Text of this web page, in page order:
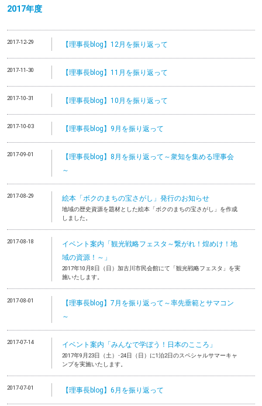
2017年度
2017-12-29 【理事長blog】12月を振り返って
2017-11-30 【理事長blog】11月を振り返って
2017-10-31 【理事長blog】10月を振り返って
2017-10-03 【理事長blog】9月を振り返って
2017-09-01
【理事長blog】8月を振り返って～衆知を集める理事会
～
2017-08-29 絵本「ボクのまちの宝さがし」発行のお知らせ
地域の歴史資源を題材とした絵本「ボクのまちの宝さがし」を作成
しました。
2017-08-18
イベント案内「観光戦略フェスタ～繋がれ！煌めけ！地
域の資源！～」
2017年10月8日（日）加古川市民会館にて「観光戦略フェスタ」を実
施いたします。
2017-08-01
【理事長blog】7月を振り返って～率先垂範とサマコン
～
2017-07-14 イベント案内「みんなで学ぼう！日本のこころ」
2017年9月23日（土）･24日（日）に1泊2日のスペシャルサマーキャ
ンプを実施いたします。
2017-07-01 【理事長blog】6月を振り返って